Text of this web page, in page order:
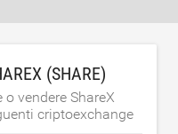
(SHARE)
vendere ShareX
criptoexchange